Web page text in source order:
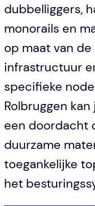
dubbelliggers,
monorails en
op maat van
infrastructuur
specifieke
Rolbruggen
een doordacht
duurzame
toegankelijke
het